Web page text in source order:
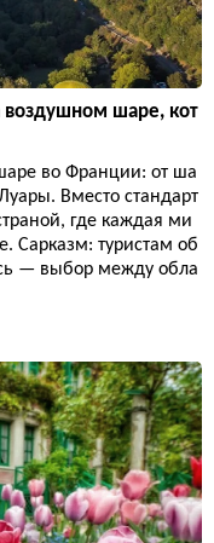
шаре, кот
во Франции: от ша
Вместо стандарт
где каждая ми
Сарказм: туристам об
— выбор между обла